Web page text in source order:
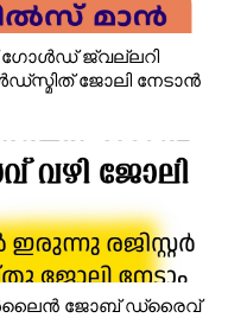
ഗോൾഡ് ജ്വല്ലറി
ജോലി നേടാൻ
ജോബ് ഡ്രൈവ്